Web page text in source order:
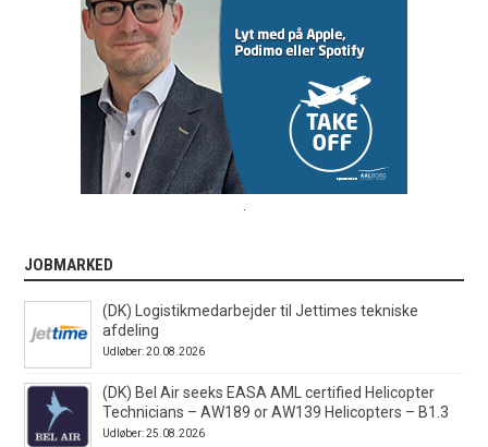
JOBMARKED
(DK) Logistikmedarbejder til Jettimes tekniske
afdeling
Udløber: 20.08.2026
(DK) Bel Air seeks EASA AML certified Helicopter
Technicians – AW189 or AW139 Helicopters – B1.3
Udløber: 25.08.2026